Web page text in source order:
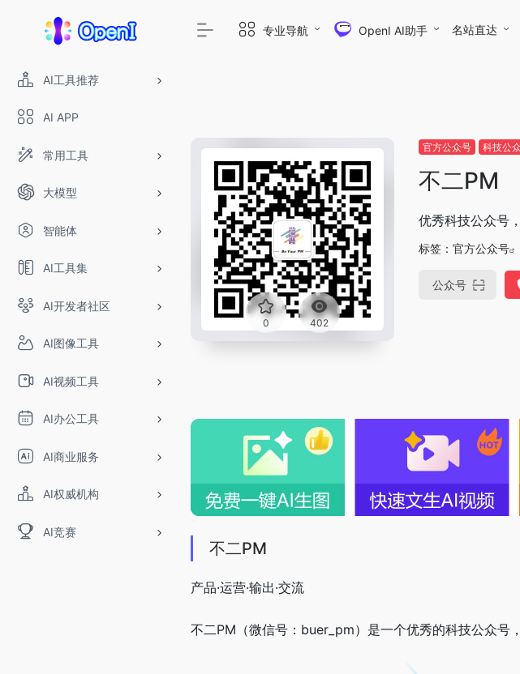
AI工具推荐
AI APP
常用工具
大模型
智能体
AI工具集
AI开发者社区
AI图像工具
AI视频工具
AI办公工具
AI商业服务
AI权威机构
AI竞赛
专业导航 OpenI AI助手 名站直达
0 402
官方公众号 科技公
不二PM
优秀科技公众号
标签： 官方公众号
公众号
不二PM
产品·运营·输出·交流
不二PM（微信号：buer_pm）是一个优秀的科技公众号